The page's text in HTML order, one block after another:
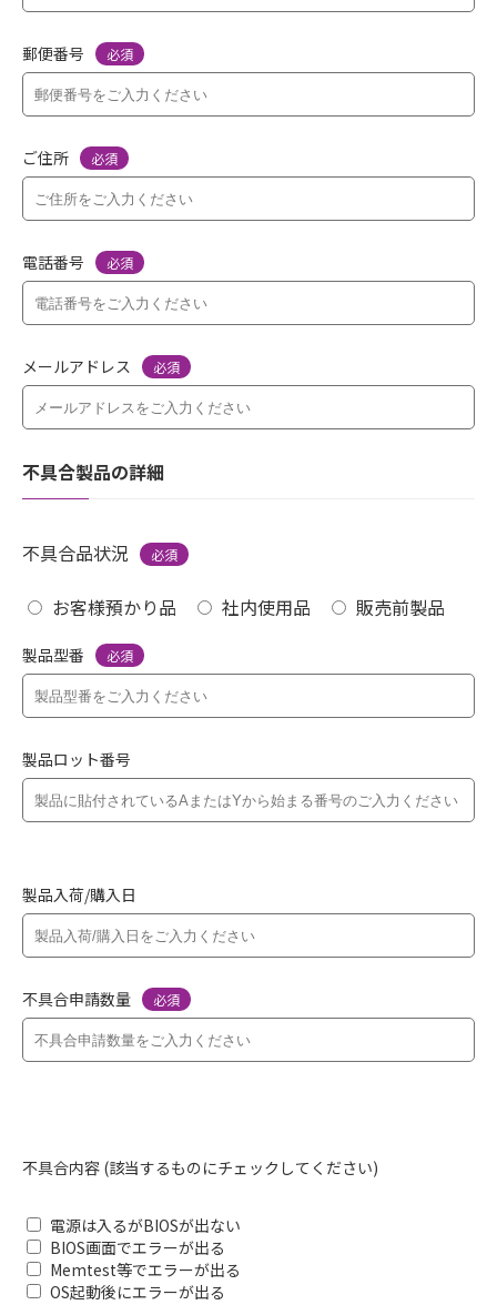
郵便番号 必須
ご住所 必須
電話番号 必須
メールアドレス 必須
不具合製品の詳細
不具合品状況 必須
お客様預かり品 社内使用品 販売前製品
製品型番 必須
製品ロット番号
製品入荷/購入日
不具合申請数量 必須
不具合内容 (該当するものにチェックしてください)
電源は入るがBIOSが出ない
BIOS画面でエラーが出る
Memtest等でエラーが出る
OS起動後にエラーが出る